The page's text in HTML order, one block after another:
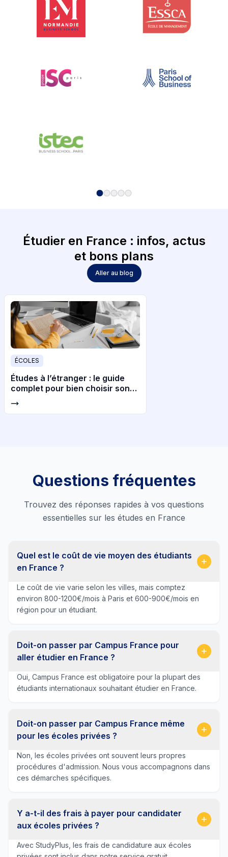
Étudier en France : infos, actus
et bons plans
Aller au blog
ÉCOLES
Études à l’étranger : le guide
complet pour bien choisir son
Questions fréquentes
Trouvez des réponses rapides à vos questions
essentielles sur les études en France
Quel est le coût de vie moyen des étudiants
en France ?
Le coût de vie varie selon les villes, mais comptez
environ 800-1200€/mois à Paris et 600-900€/mois en
région pour un étudiant.
Doit-on passer par Campus France pour
aller étudier en France ?
Oui, Campus France est obligatoire pour la plupart des
étudiants internationaux souhaitant étudier en France.
Doit-on passer par Campus France même
pour les écoles privées ?
Non, les écoles privées ont souvent leurs propres
procédures d'admission. Nous vous accompagnons dans
ces démarches spécifiques.
Y a-t-il des frais à payer pour candidater
aux écoles privées ?
Avec StudyPlus, les frais de candidature aux écoles